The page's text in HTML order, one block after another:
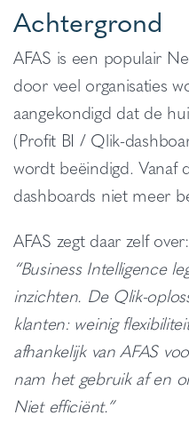
Achtergrond
AFAS is een populair
door veel organisaties
aangekondigd dat de
(Profit BI / Qlik-
wordt beëindigd. Vanaf
dashboards niet meer
AFAS zegt daar zelf over:
“Business Intelligence
inzichten. De Qlik-
klanten: weinig
afhankelijk van AFAS
nam het gebruik af en
Niet efficiënt.”